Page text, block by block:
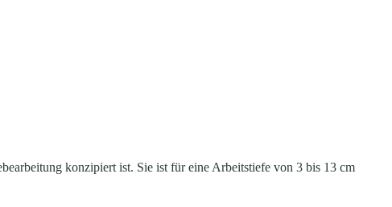
konzipiert ist. Sie ist für eine Arbeitstiefe von 3 bis 13 cm